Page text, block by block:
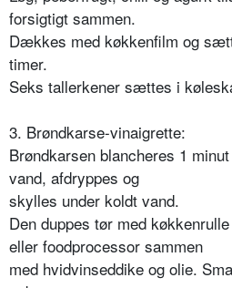
forsigtigt sammen.
Dækkes med køkkenfilm og
timer.
Seks tallerkener sættes i
3. Brøndkarse-vinaigrette:
Brøndkarsen blancheres 1
vand, afdryppes og
skylles under koldt vand.
Den duppes tør med
eller foodprocessor sammen
med hvidvinseddike og olie.